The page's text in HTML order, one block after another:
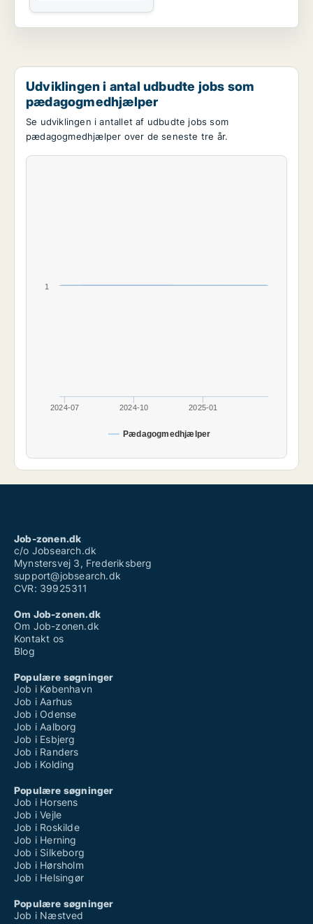
Udviklingen i antal udbudte jobs som
pædagogmedhjælper
Se udviklingen i antallet af udbudte jobs som
pædagogmedhjælper over de seneste tre år.
Pædagogmedhjælper
2024-07 2024-10 2025-01
1
Job-zonen.dk
c/o Jobsearch.dk
Mynstersvej 3, Frederiksberg
support@jobsearch.dk
CVR: 39925311
Om Job-zonen.dk
Om Job-zonen.dk
Kontakt os
Blog
Populære søgninger
Job i København
Job i Aarhus
Job i Odense
Job i Aalborg
Job i Esbjerg
Job i Randers
Job i Kolding
Populære søgninger
Job i Horsens
Job i Vejle
Job i Roskilde
Job i Herning
Job i Silkeborg
Job i Hørsholm
Job i Helsingør
Populære søgninger
Job i Næstved